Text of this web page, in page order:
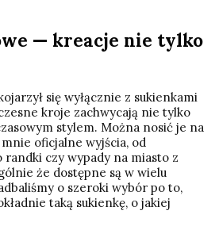
— kreacje nie tylko
się wyłącznie z sukienkami
kroje zachwycają nie tylko
stylem. Można nosić je na
oficjalne wyjścia, od
czy wypady na miasto z
że dostępne są w wielu
o szeroki wybór po to,
taką sukienkę, o jakiej